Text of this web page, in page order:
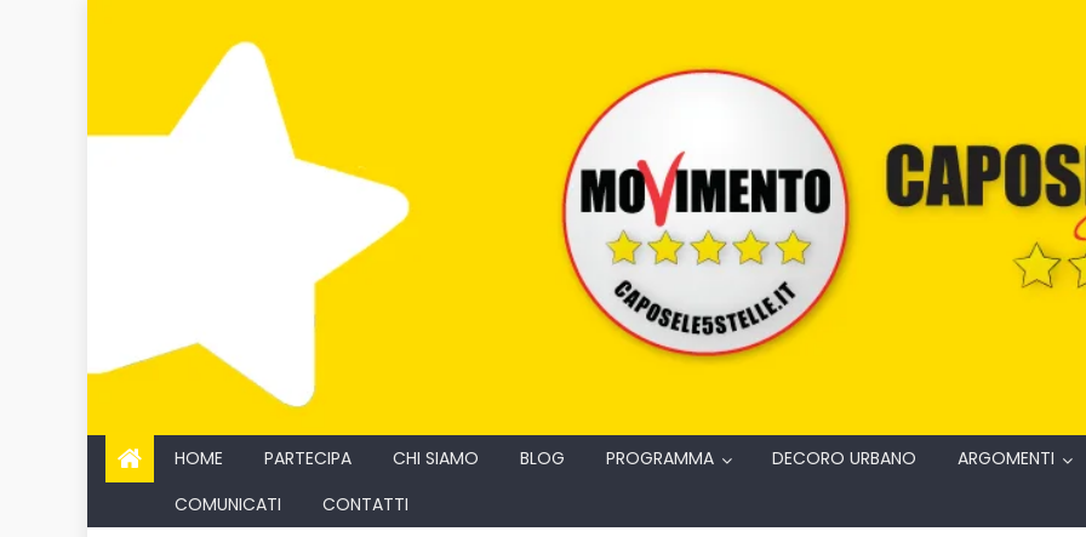
HOME PARTECIPA CHI SIAMO BLOG PROGRAMMA DECORO URBANO ARGOMENTI
COMUNICATI
CONTATTI